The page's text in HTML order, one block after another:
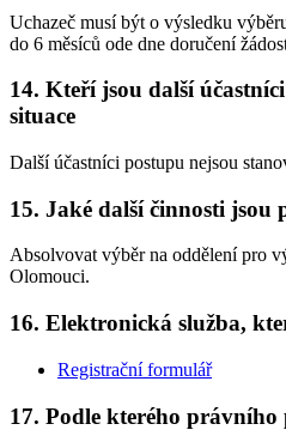
Uchazeč musí být o výsledku
do 6 měsíců ode dne doručení
14. Kteří jsou další
situace
Další účastníci postupu nejsou
15. Jaké další činnosti jsou
Absolvovat výběr na oddělení pro
Olomouci.
16. Elektronická služba,
Registrační formulář
17. Podle kterého právního